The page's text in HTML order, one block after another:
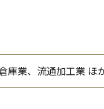
庫業、流通加工業 ほ